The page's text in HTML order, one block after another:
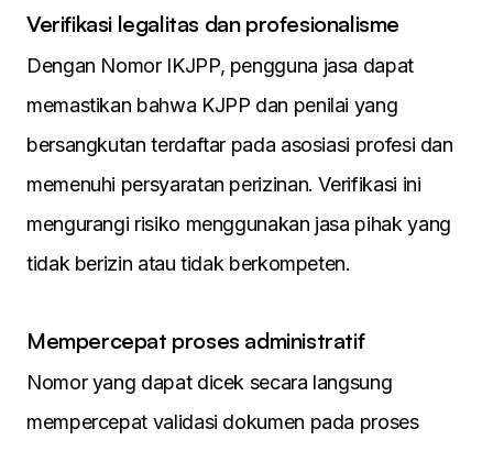
Verifikasi legalitas dan profesionalisme
Dengan Nomor IKJPP, pengguna jasa dapat
memastikan bahwa KJPP dan penilai yang
bersangkutan terdaftar pada asosiasi profesi dan
memenuhi persyaratan perizinan. Verifikasi ini
mengurangi risiko menggunakan jasa pihak yang
tidak berizin atau tidak berkompeten.
Mempercepat proses administratif
Nomor yang dapat dicek secara langsung
mempercepat validasi dokumen pada proses